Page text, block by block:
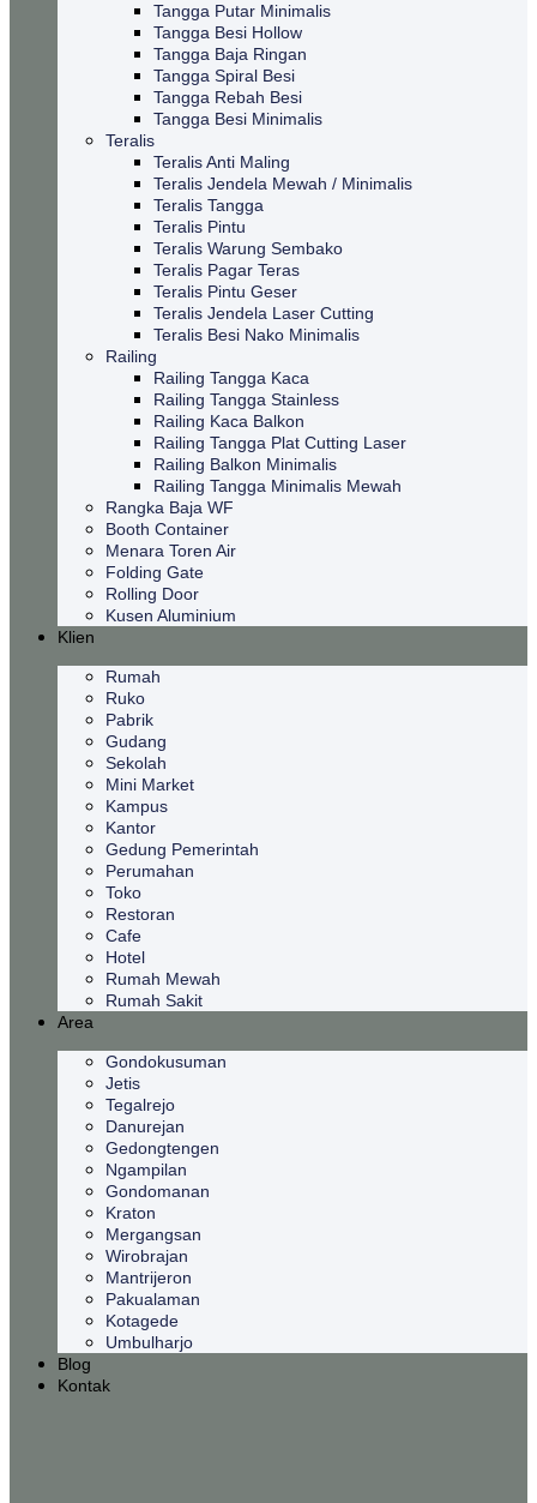
Tangga Putar Minimalis
Tangga Besi Hollow
Tangga Baja Ringan
Tangga Spiral Besi
Tangga Rebah Besi
Tangga Besi Minimalis
Teralis
Teralis Anti Maling
Teralis Jendela Mewah / Minimalis
Teralis Tangga
Teralis Pintu
Teralis Warung Sembako
Teralis Pagar Teras
Teralis Pintu Geser
Teralis Jendela Laser Cutting
Teralis Besi Nako Minimalis
Railing
Railing Tangga Kaca
Railing Tangga Stainless
Railing Kaca Balkon
Railing Tangga Plat Cutting Laser
Railing Balkon Minimalis
Railing Tangga Minimalis Mewah
Rangka Baja WF
Booth Container
Menara Toren Air
Folding Gate
Rolling Door
Kusen Aluminium
Klien
Rumah
Ruko
Pabrik
Gudang
Sekolah
Mini Market
Kampus
Kantor
Gedung Pemerintah
Perumahan
Toko
Restoran
Cafe
Hotel
Rumah Mewah
Rumah Sakit
Area
Gondokusuman
Jetis
Tegalrejo
Danurejan
Gedongtengen
Ngampilan
Gondomanan
Kraton
Mergangsan
Wirobrajan
Mantrijeron
Pakualaman
Kotagede
Umbulharjo
Blog
Kontak